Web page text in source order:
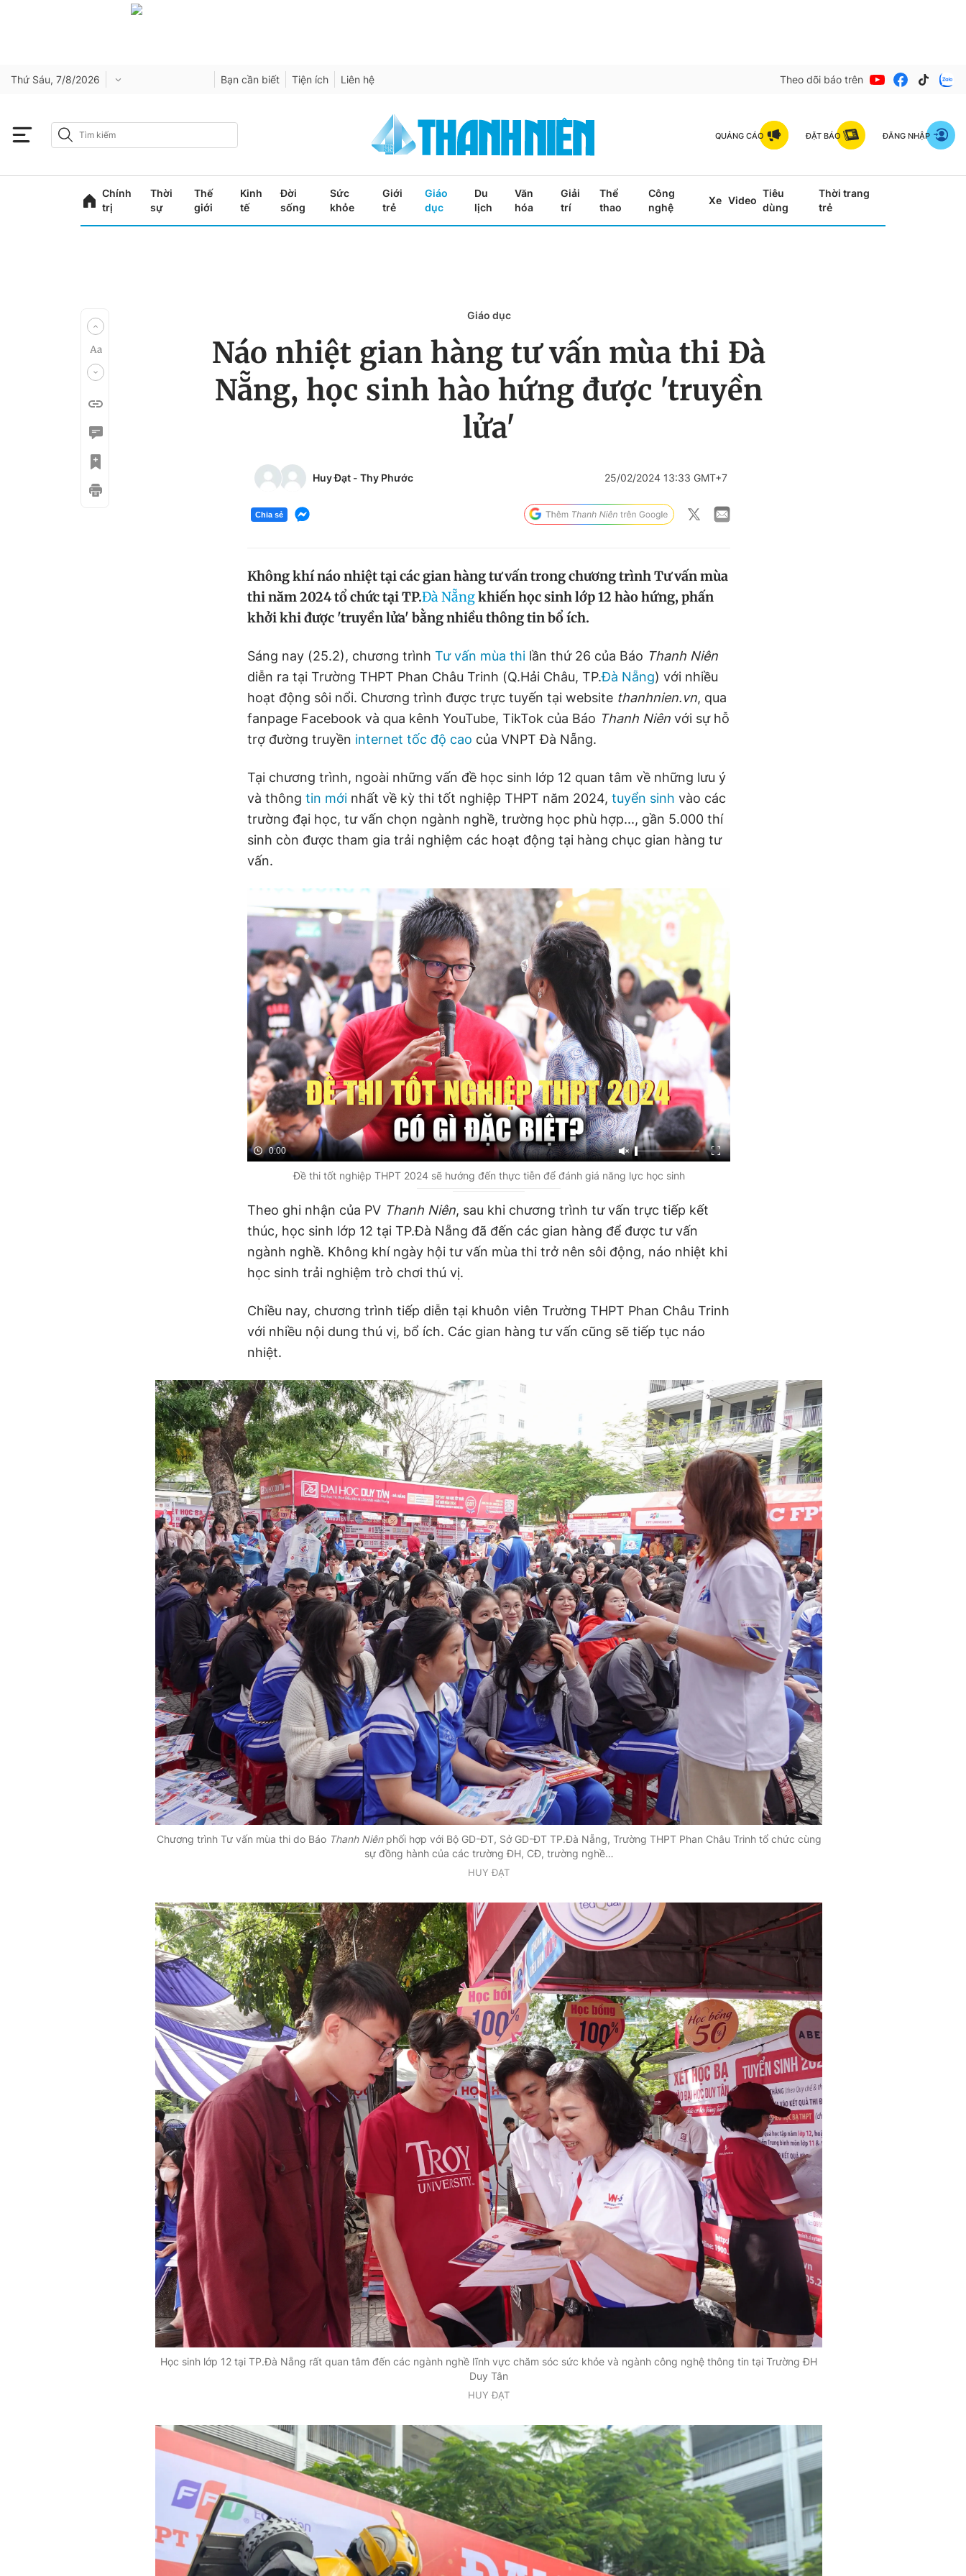
Thứ Sáu, 7/8/2026 Bạn cần biết Tiện ích Liên hệ Theo dõi báo trên
QUẢNG CÁO ĐẶT BÁO ĐĂNG NHẬP
Chính
trị
Thời
sự
Thế
giới
Kinh
tế
Đời
sống
Sức
khỏe
Giới
trẻ
Giáo
dục
Du
lịch
Văn
hóa
Giải
trí
Thể
thao
Công
nghệ
Xe Video
Tiêu
dùng
Thời trang
trẻ
Giáo dục
Náo nhiệt gian hàng tư vấn mùa thi Đà
Nẵng, học sinh hào hứng được 'truyền
lửa'
Huy Đạt - Thy Phước 25/02/2024 13:33 GMT+7
Chia sẻ
Không khí náo nhiệt tại các gian hàng tư vấn trong chương trình Tư vấn mùa
thi năm 2024 tổ chức tại TP.Đà Nẵngkhiến học sinh lớp 12 hào hứng, phấn
khởi khi được 'truyền lửa' bằng nhiều thông tin bổ ích.
Sáng nay (25.2), chương trình Tư vấn mùa thi lần thứ 26 của Báo Thanh Niên
diễn ra tại Trường THPT Phan Châu Trinh (Q.Hải Châu, TP.Đà Nẵng) với nhiều
hoạt động sôi nổi. Chương trình được trực tuyến tại website thanhnien.vn, qua
fanpage Facebook và qua kênh YouTube, TikTok của Báo Thanh Niên với sự hỗ
trợ đường truyền internet tốc độ cao của VNPT Đà Nẵng.
Tại chương trình, ngoài những vấn đề học sinh lớp 12 quan tâm về những lưu ý
và thông tin mới nhất về kỳ thi tốt nghiệp THPT năm 2024, tuyển sinh vào các
trường đại học, tư vấn chọn ngành nghề, trường học phù hợp..., gần 5.000 thí
sinh còn được tham gia trải nghiệm các hoạt động tại hàng chục gian hàng tư
vấn.
0:00
Đề thi tốt nghiệp THPT 2024 sẽ hướng đến thực tiễn để đánh giá năng lực học sinh
Theo ghi nhận của PV Thanh Niên, sau khi chương trình tư vấn trực tiếp kết
thúc, học sinh lớp 12 tại TP.Đà Nẵng đã đến các gian hàng để được tư vấn
ngành nghề. Không khí ngày hội tư vấn mùa thi trở nên sôi động, náo nhiệt khi
học sinh trải nghiệm trò chơi thú vị.
Chiều nay, chương trình tiếp diễn tại khuôn viên Trường THPT Phan Châu Trinh
với nhiều nội dung thú vị, bổ ích. Các gian hàng tư vấn cũng sẽ tiếp tục náo
nhiệt.
Chương trình Tư vấn mùa thi do Báo Thanh Niên phối hợp với Bộ GD-ĐT, Sở GD-ĐT TP.Đà Nẵng, Trường THPT Phan Châu Trinh tổ chức cùng
sự đồng hành của các trường ĐH, CĐ, trường nghề…
HUY ĐẠT
Học sinh lớp 12 tại TP.Đà Nẵng rất quan tâm đến các ngành nghề lĩnh vực chăm sóc sức khỏe và ngành công nghệ thông tin tại Trường ĐH
Duy Tân
HUY ĐẠT